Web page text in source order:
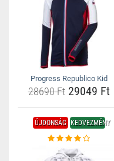
Progress Republico Kid
28690 Ft29049 Ft
ÚJDONSÁG KEDVEZMÉNY